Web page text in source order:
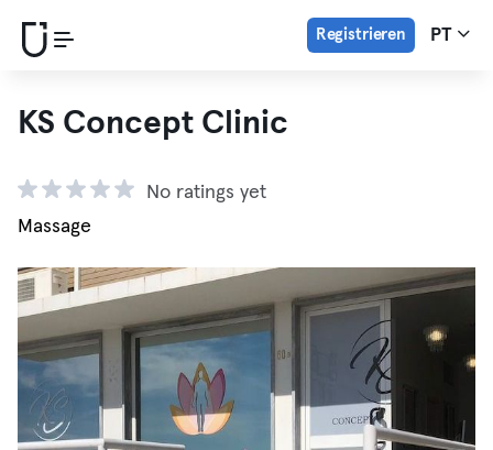
Registrieren PT
KS Concept Clinic
No ratings yet
Massage